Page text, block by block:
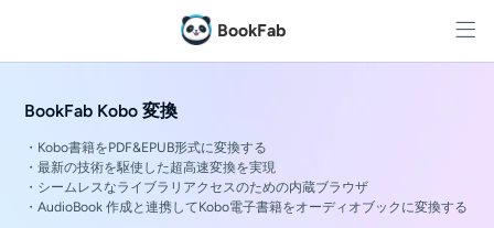
BookFab
BookFab Kobo 変換
・Kobo書籍をPDF&EPUB形式に変換する
・最新の技術を駆使した超高速変換を実現
・シームレスなライブラリアクセスのための内蔵ブラウザ
・AudioBook 作成と連携してKobo電子書籍をオーディオブックに変換する